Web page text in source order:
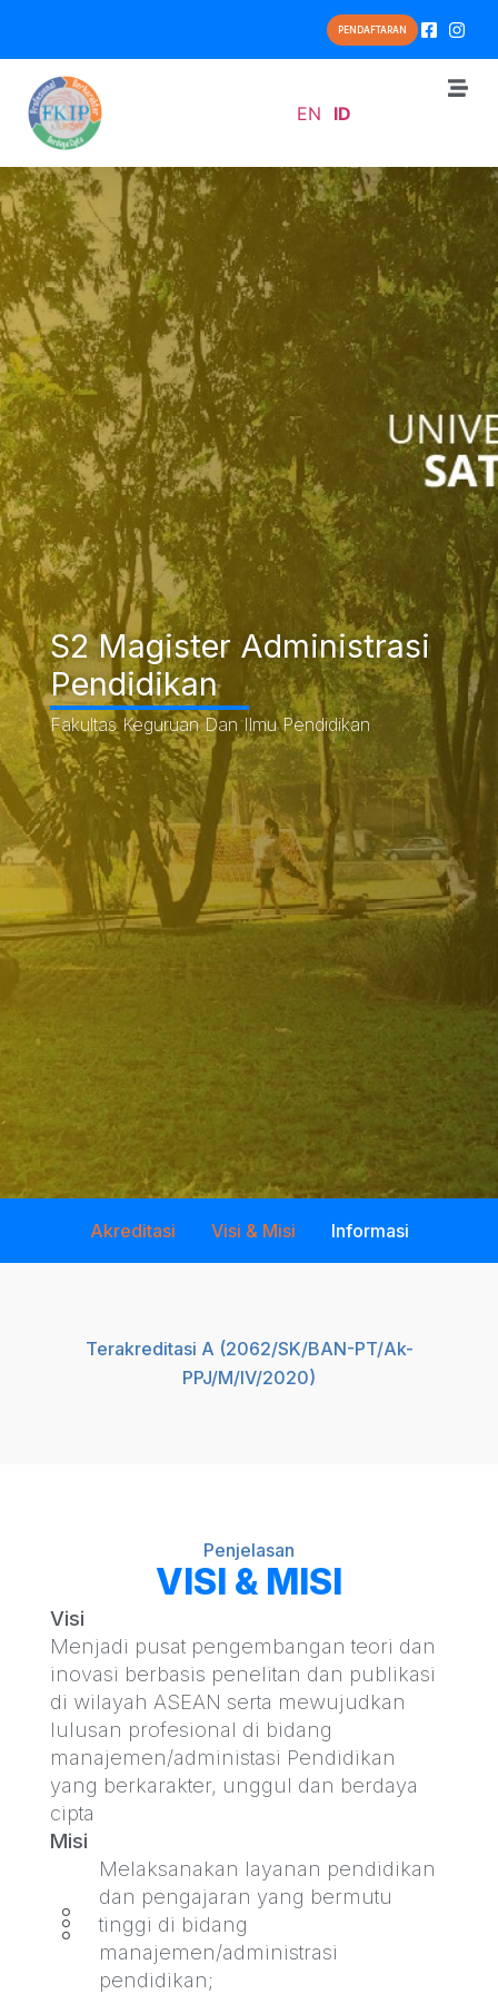
PENDAFTARAN
EN ID
S2 Magister Administrasi
Pendidikan
Fakultas Keguruan Dan Ilmu Pendidikan
Akreditasi Visi & Misi Informasi
Terakreditasi A (2062/SK/BAN-PT/Ak-
PPJ/M/IV/2020)
Penjelasan
VISI & MISI
Visi
Menjadi pusat pengembangan teori dan
inovasi berbasis penelitan dan publikasi
di wilayah ASEAN serta mewujudkan
lulusan profesional di bidang
manajemen/administasi Pendidikan
yang berkarakter, unggul dan berdaya
cipta
Misi
Melaksanakan layanan pendidikan
dan pengajaran yang bermutu
tinggi di bidang
manajemen/administrasi
pendidikan;